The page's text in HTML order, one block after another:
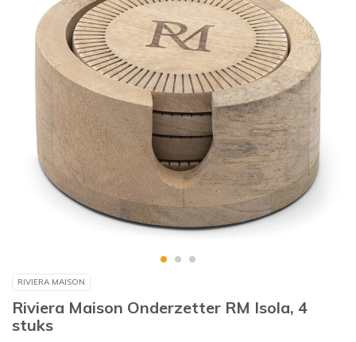
RIVIERA MAISON
Riviera Maison Onderzetter RM Isola, 4
stuks